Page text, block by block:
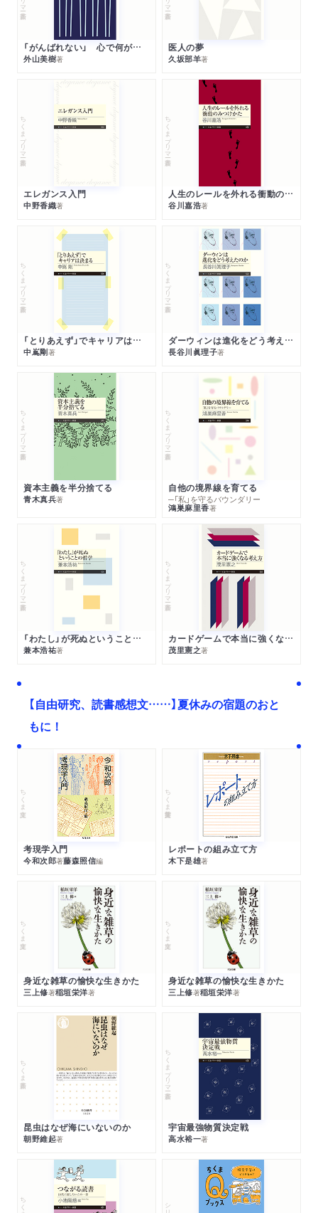
「がんばれない」 心で何が起きているか
外山美樹著
医人の夢
久坂部羊著
ちくまプリマー新書
エレガンス入門
中野香織著
ちくまプリマー新書
人生のレールを外れる衝動のみつけかた
谷川嘉浩著
ちくまプリマー新書
「とりあえず」でキャリアは決まる
中嶌剛著
ちくまプリマー新書
ダーウィンは進化をどう考えたのか
長谷川眞理子著
ちくまプリマー新書
資本主義を半分捨てる
青木真兵著
ちくまプリマー新書
自他の境界線を育てる
─「私」を守るバウンダリー
鴻巣麻里香著
ちくまプリマー新書
「わたし」が死ぬということの哲学
兼本浩祐著
ちくまプリマー新書
カードゲームで本当に強くなる考え方
茂里憲之著
【自由研究、読書感想文……】夏休みの宿題のおと
もに！
ちくま文庫
考現学入門
今和次郎著藤森照信編
ちくま学芸文庫
レポートの組み立て方
木下是雄著
ちくま文庫
身近な雑草の愉快な生きかた
三上修著稲垣栄洋著
ちくま文庫
身近な雑草の愉快な生きかた
三上修著稲垣栄洋著
ちくま新書
昆虫はなぜ海にいないのか
朝野維起著
ちくまプリマー新書
宇宙最強物質決定戦
高水裕一著